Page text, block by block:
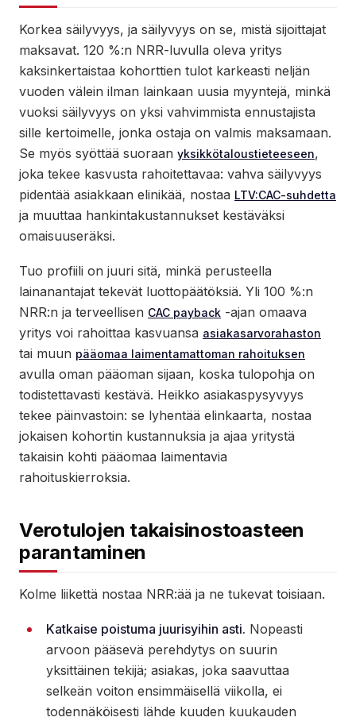
Korkea säilyvyys, ja säilyvyys on se, mistä sijoittajat
maksavat. 120 %:n NRR-luvulla oleva yritys
kaksinkertaistaa kohorttien tulot karkeasti neljän
vuoden välein ilman lainkaan uusia myyntejä, minkä
vuoksi säilyvyys on yksi vahvimmista ennustajista
sille kertoimelle, jonka ostaja on valmis maksamaan.
Se myös syöttää suoraan yksikkötaloustieteeseen,
joka tekee kasvusta rahoitettavaa: vahva säilyvyys
pidentää asiakkaan elinikää, nostaa LTV:CAC-suhdetta
ja muuttaa hankintakustannukset kestäväksi
omaisuuseräksi.
Tuo profiili on juuri sitä, minkä perusteella
lainanantajat tekevät luottopäätöksiä. Yli 100 %:n
NRR:n ja terveellisen CAC payback -ajan omaava
yritys voi rahoittaa kasvuansa asiakasarvorahaston
tai muun pääomaa laimentamattoman rahoituksen
avulla oman pääoman sijaan, koska tulopohja on
todistettavasti kestävä. Heikko asiakaspysyvyys
tekee päinvastoin: se lyhentää elinkaarta, nostaa
jokaisen kohortin kustannuksia ja ajaa yritystä
takaisin kohti pääomaa laimentavia
rahoituskierroksia.
Verotulojen takaisinostoasteen
parantaminen
Kolme liikettä nostaa NRR:ää ja ne tukevat toisiaan.
Katkaise poistuma juurisyihin asti. Nopeasti
arvoon pääsevä perehdytys on suurin
yksittäinen tekijä; asiakas, joka saavuttaa
selkeän voiton ensimmäisellä viikolla, ei
todennäköisesti lähde kuuden kuukauden